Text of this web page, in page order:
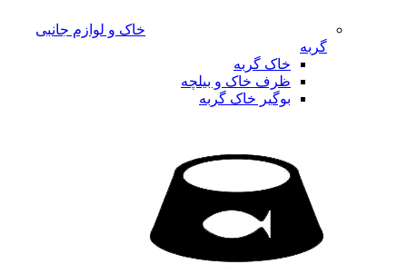
خاک و لوازم جانبی
گربه
خاک گربه
ظرف خاک و بیلچه
بوگیر خاک گربه